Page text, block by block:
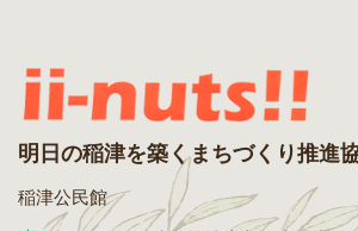
明日の稲津を築くまちづくり推進
稲津公民館